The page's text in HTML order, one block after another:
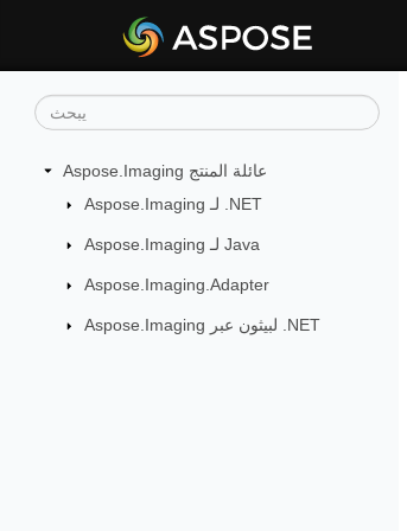
Aspose.Imaging عائلة المنتج
Aspose.Imaging لـ .NET
Aspose.Imaging لـ Java
Aspose.Imaging.Adapter
Aspose.Imaging لبيثون عبر .NET